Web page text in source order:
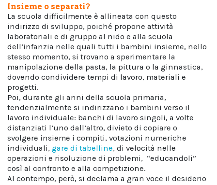
Insieme o separati?
La scuola difficilmente è allineata con questo
indirizzo di sviluppo, poiché propone attività
laboratoriali e di gruppo al nido e alla scuola
dell’infanzia nelle quali tutti i bambini insieme, nello
stesso momento, si trovano a sperimentare la
manipolazione della pasta, la pittura o la ginnastica,
dovendo condividere tempi di lavoro, materiali e
progetti.
Poi, durante gli anni della scuola primaria,
tendenzialmente si indirizzano i bambini verso il
lavoro individuale: banchi di lavoro singoli, a volte
distanziati l’uno dall’altro, divieto di copiare o
svolgere insieme i compiti, votazioni numeriche
individuali, gare di tabelline, di velocità nelle
operazioni e risoluzione di problemi, “educandoli”
così al confronto e alla competizione.
Al contempo, però, si declama a gran voce il desiderio